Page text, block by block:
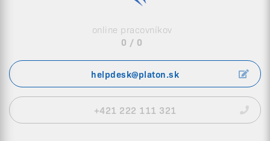
online pracovníkov
0 / 0
helpdesk@platon.sk
+421 222 111 321